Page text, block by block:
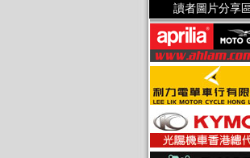
讀者圖片分享